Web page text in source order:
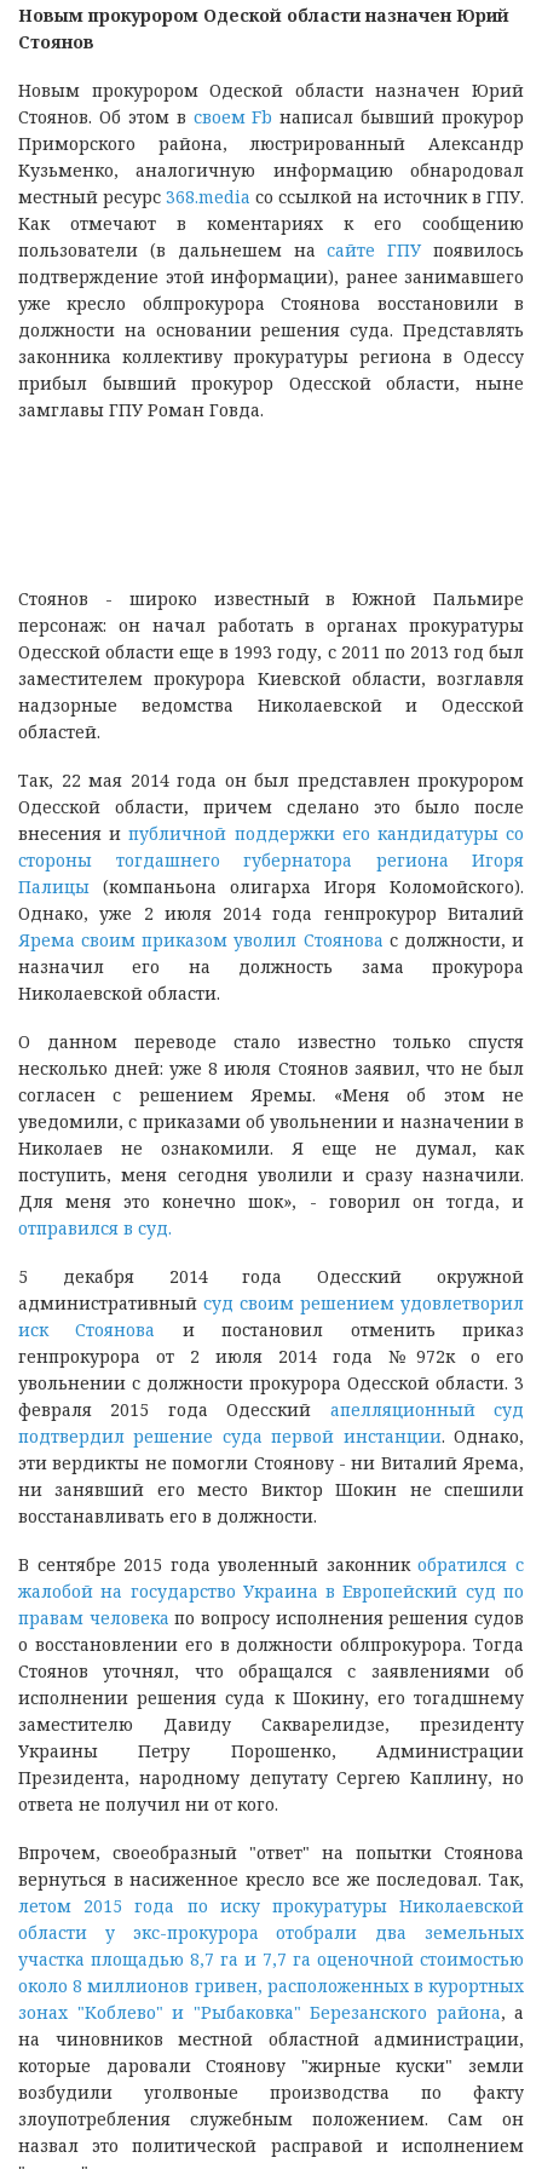
Новым прокурором Одеской области назначен Юрий
Стоянов
Новым прокурором Одеской области назначен Юрий
Стоянов. Об этом в своем Fb написал бывший прокурор
Приморского района, люстрированный Александр
Кузьменко, аналогичную информацию обнародовал
местный ресурс 368.media со ссылкой на источник в ГПУ.
Как отмечают в коментариях к его сообщению
пользователи (в дальнешем на сайте ГПУ появилось
подтверждение этой информации), ранее занимавшего
уже кресло облпрокурора Стоянова восстановили в
должности на основании решения суда. Представлять
законника коллективу прокуратуры региона в Одессу
прибыл бывший прокурор Одесской области, ныне
замглавы ГПУ Роман Говда.
Стоянов - широко известный в Южной Пальмире
персонаж: он начал работать в органах прокуратуры
Одесской области еще в 1993 году, с 2011 по 2013 год был
заместителем прокурора Киевской области, возглавля
надзорные ведомства Николаевской и Одесской
областей.
Так, 22 мая 2014 года он был представлен прокурором
Одесской области, причем сделано это было после
внесения ипубличной поддержки его кандидатуры со
стороны тогдашнего губернатора региона Игоря
Палицы (компаньона олигарха Игоря Коломойского).
Однако, уже 2 июля 2014 года генпрокурор Виталий
Ярема своим приказом уволил Стоянова с должности, и
назначил его на должность зама прокурора
Николаевской области.
О данном переводе стало известно только спустя
несколько дней: уже 8 июля Стоянов заявил, что не был
согласен с решением Яремы. «Меня об этом не
уведомили, с приказами об увольнении и назначении в
Николаев не ознакомили. Я еще не думал, как
поступить, меня сегодня уволили и сразу назначили.
Для меня это конечно шок», - говорил он тогда, и
отправился в суд.
5 декабря 2014 года Одесский окружной
административный суд своим решением удовлетворил
иск Стоянова и постановил отменить приказ
генпрокурора от 2 июля 2014 года №972к о его
увольнении с должности прокурора Одесской области. 3
февраля 2015 года Одесский апелляционный суд
подтвердил решение суда первой инстанции. Однако,
эти вердикты не помогли Стоянову - ни Виталий Ярема,
ни занявший его место Виктор Шокин не спешили
восстанавливать его в должности.
В сентябре 2015 года уволенный законникобратился с
жалобой на государство Украина в Европейский суд по
правам человека по вопросу исполнения решения судов
о восстановлении его в должности облпрокурора. Тогда
Стоянов уточнял, что обращался с заявлениями об
исполнении решения суда к Шокину, его тогадшнему
заместителю Давиду Сакварелидзе, президенту
Украины Петру Порошенко, Администрации
Президента, народному депутату Сергею Каплину, но
ответа не получил ни от кого.
Впрочем, своеобразный "ответ" на попытки Стоянова
вернуться в насиженное кресло все же последовал. Так,
летом 2015 года по иску прокуратуры Николаевской
области у экс-прокурора отобрали два земельных
участка площадью 8,7 га и 7,7 га оценочной стоимостью
около 8 миллионов гривен, расположенных в курортных
зонах "Коблево" и "Рыбаковка" Березанского района, а
на чиновников местной областной администрации,
которые даровали Стоянову "жирные куски" земли
возбудили уголвоные производства по факту
злоупотребления служебным положением. Сам он
назвал это политической расправой и исполнением